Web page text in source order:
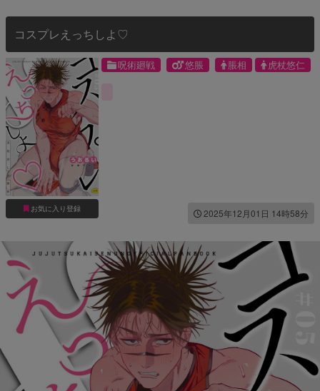
コスプレえっちしよ♡
お気に入り登録
呪術廻戦 悠脹 脹相 虎杖悠仁
2025年12月01日 14時58分